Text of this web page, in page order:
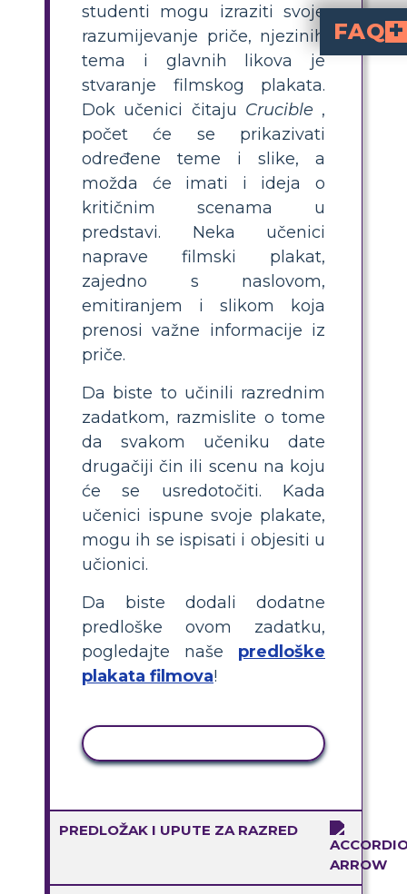
studenti mogu izraziti svoje
razumijevanje priče, njezinih
tema i glavnih likova je
stvaranje filmskog plakata.
Dok učenici čitaju Crucible ,
počet će se prikazivati
određene teme i slike, a
možda će imati i ideja o
kritičnim scenama u
predstavi. Neka učenici
naprave filmski plakat,
zajedno s naslovom,
emitiranjem i slikom koja
prenosi važne informacije iz
priče.
Da biste to učinili razrednim
zadatkom, razmislite o tome
da svakom učeniku date
drugačiji čin ili scenu na koju
će se usredotočiti. Kada
učenici ispune svoje plakate,
mogu ih se ispisati i objesiti u
učionici.
Da biste dodali dodatne
predloške ovom zadatku,
pogledajte naše predloške
plakata filmova!
PREDLOŽAK I UPUTE ZA RAZRED
FAQ